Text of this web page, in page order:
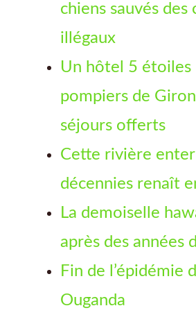
chiens sauvés des
illégaux
Un hôtel 5 étoiles
pompiers de
séjours offerts
Cette rivière
décennies renaît
La demoiselle
après des années
Fin de l’épidémie
Ouganda